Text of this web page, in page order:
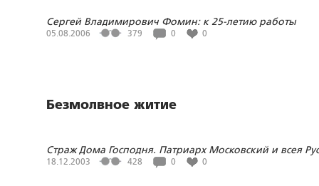
Сергей Владимирович Фомин: к 25-летию работы
05.08.2006 379 0 0
Безмолвное житие
Страж Дома Господня. Патриарх Московский и всея
Сергий (Страгородский). Жертвенный подвиг стояния в
18.12.2003 428 0 0